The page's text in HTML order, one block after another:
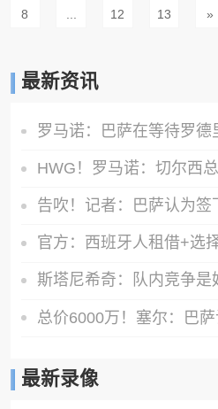
8 12 13 »
最新资讯
最新录像